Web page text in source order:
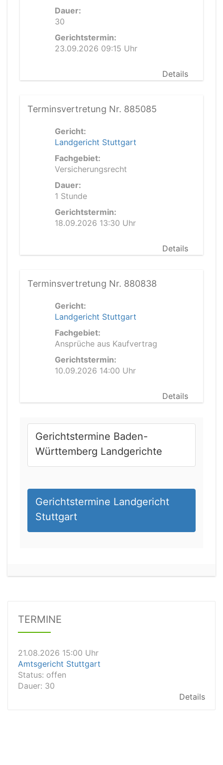
Dauer:
30
Gerichtstermin:
23.09.2026 09:15 Uhr
Details
Terminsvertretung Nr. 885085
Gericht:
Landgericht Stuttgart
Fachgebiet:
Versicherungsrecht
Dauer:
1 Stunde
Gerichtstermin:
18.09.2026 13:30 Uhr
Details
Terminsvertretung Nr. 880838
Gericht:
Landgericht Stuttgart
Fachgebiet:
Ansprüche aus Kaufvertrag
Gerichtstermin:
10.09.2026 14:00 Uhr
Details
Gerichtstermine Baden-
Württemberg Landgerichte
Gerichtstermine Landgericht
Stuttgart
TERMINE
21.08.2026 13:00 Uhr
21.08.2026 15:00 Uhr
Status:offen
Dauer: 30
21.08.2026 14:30 Uhr